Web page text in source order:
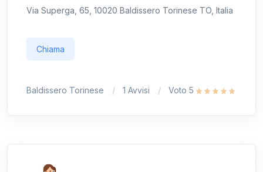
Via Superga, 65, 10020 Baldissero Torinese TO, Italia
Chiama
Baldissero Torinese 1 Avvisi Voto 5